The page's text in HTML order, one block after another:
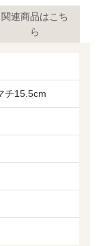
関連商品はこち
ら
チ15.5cm